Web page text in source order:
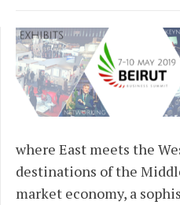
where East meets the
destinations of the
market economy, a